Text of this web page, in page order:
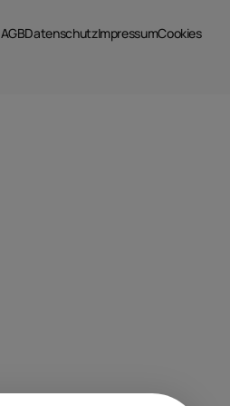
AGBDatenschutzImpressumCookies